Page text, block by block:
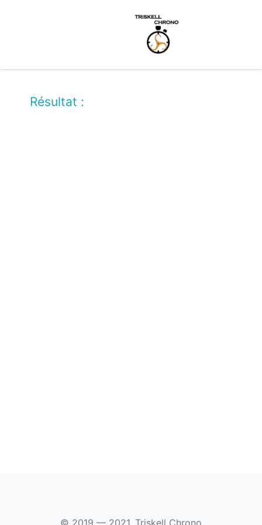
Résultat :
© 2019 — 2021, Triskell Chrono